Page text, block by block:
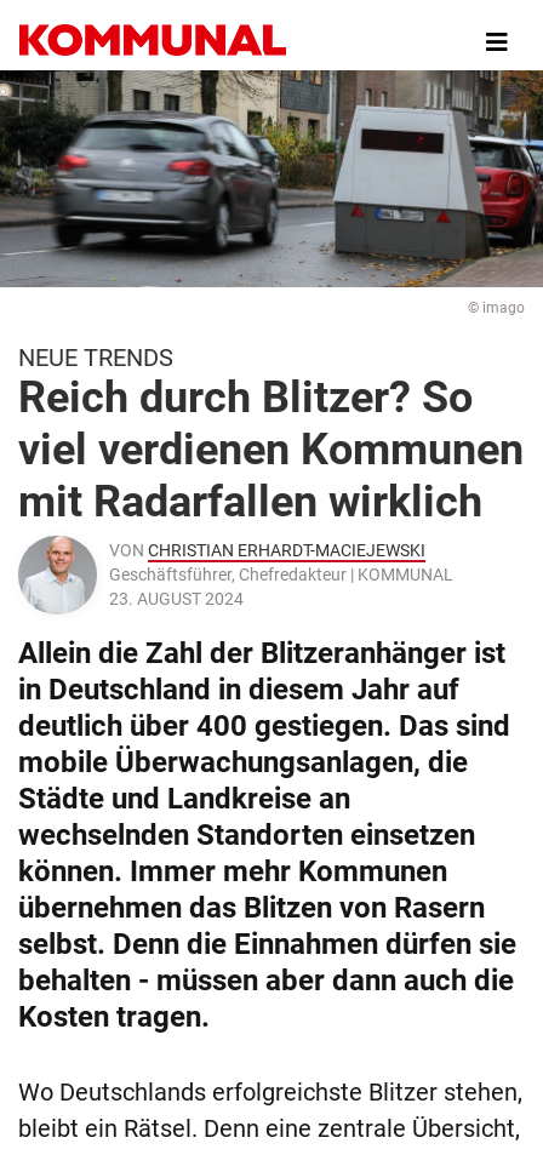
zum
Inhalt
© imago
NEUE TRENDS
Reich durch Blitzer? So
viel verdienen Kommunen
mit Radarfallen wirklich
VON CHRISTIAN ERHARDT-MACIEJEWSKI
Geschäftsführer, Chefredakteur | KOMMUNAL
23. AUGUST 2024
Allein die Zahl der Blitzeranhänger ist
in Deutschland in diesem Jahr auf
deutlich über 400 gestiegen. Das sind
mobile Überwachungsanlagen, die
Städte und Landkreise an
wechselnden Standorten einsetzen
können. Immer mehr Kommunen
übernehmen das Blitzen von Rasern
selbst. Denn die Einnahmen dürfen sie
behalten - müssen aber dann auch die
Kosten tragen.
Wo Deutschlands erfolgreichste Blitzer stehen,
bleibt ein Rätsel. Denn eine zentrale Übersicht,